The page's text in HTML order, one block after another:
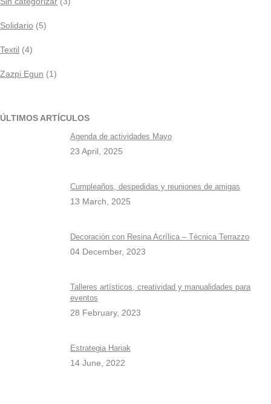
Solidario (5)
Textil (4)
Zazpi Egun (1)
ÚLTIMOS ARTÍCULOS
Agenda de actividades Mayo
23 April, 2025
Cumpleaños, despedidas y reuniones de amigas
13 March, 2025
Decoración con Resina Acrílica – Técnica Terrazzo
04 December, 2023
Talleres artísticos, creatividad y manualidades para
eventos
28 February, 2023
Estrategia Hariak
14 June, 2022